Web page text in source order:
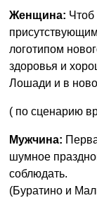
Женщина: Чтоб
логотипом
здоровья и
Лошади и в
( по сценарию
Мужчина:
шумное
соблюдать.
(Буратино и